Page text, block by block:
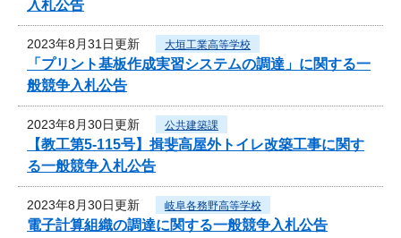
入札公告
2023年8月31日更新 大垣工業高等学校
「プリント基板作成実習システムの調達」に関する一
般競争入札公告
2023年8月30日更新 公共建築課
【教工第5-115号】揖斐高屋外トイレ改築工事に関す
る一般競争入札公告
2023年8月30日更新 岐阜各務野高等学校
電子計算組織の調達に関する一般競争入札公告